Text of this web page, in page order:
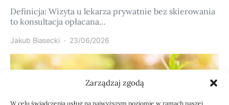
Zarządzaj zgodą
W celu świadczenia usług na najwyższym poziomie w ramach naszej
Definicja: Wizyta u lekarza prywatnie bez skierowania
to konsultacja opłacana…
Jakub Biasecki 23/06/2026